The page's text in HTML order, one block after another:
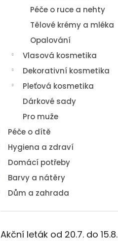
Péče o ruce a nehty
Tělové krémy a mléka
Opalování
Vlasová kosmetika
Dekorativní kosmetika
Pleťová kosmetika
Dárkové sady
Pro muže
Péče o dítě
Hygiena a zdraví
Domácí potřeby
Barvy a nátěry
Dům a zahrada
Akční leták od 20.7. do 15.8.